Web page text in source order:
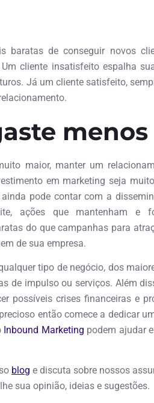
de conseguir novos
cliente insatisfeito espalha
Já um cliente satisfeito,
menos
maior, manter um
em marketing seja
pode contar com a
ações que mantenham e
do que campanhas para
de sua empresa.
tipo de negócio, dos
de impulso ou serviços. Além
possíveis crises financeiras e
então comece a dedicar
Inbound Marketing podem ajudar
blog e discuta sobre nossos
sua opinião, ideias e sugestões.